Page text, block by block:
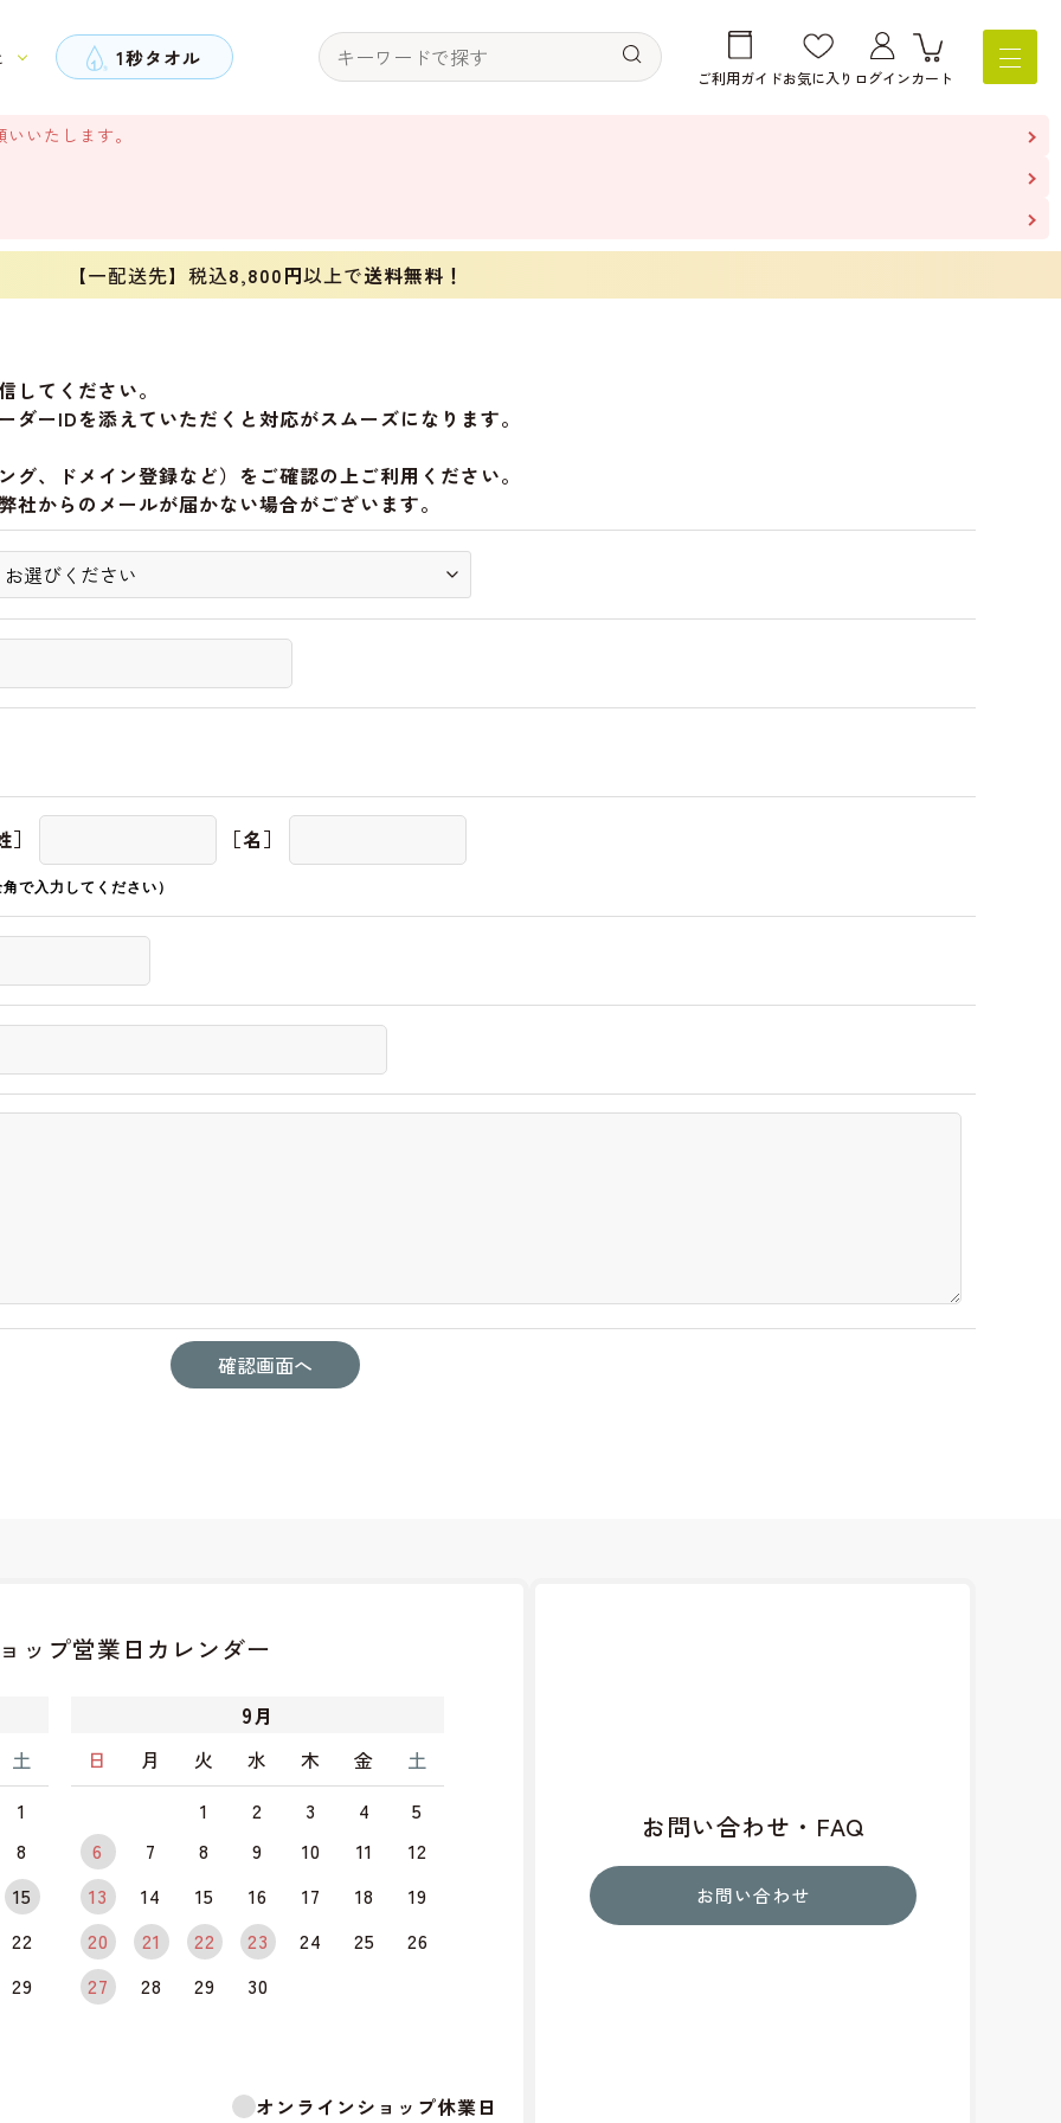
1秒タオル
ご利用ガイドお気に入り ログインカート
いたします。
【一配送先】税込8,800円以上で送料無料！
てください。
ーIDを添えていただくと対応がスムーズになります。
、ドメイン登録など）をご確認の上ご利用ください。
からのメールが届かない場合がございます。
［名］
で入力してください）
お問い合わせ・FAQ
お問い合わせ
ップ営業日カレンダー
土
1
8
15
22
29
9月
日
月 火 水 木 金
土
1
2 3 4
5
6
7 8 9 10 11
12
13
14 15 16 17 18
19
20
21 22 23 24 25
26
27
28 29 30
オンラインショップ休業日